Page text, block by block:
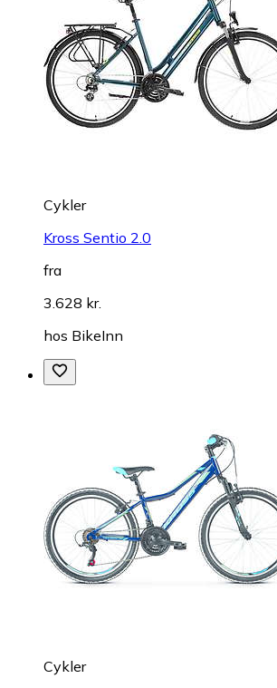
Cykler
Kross Sentio 2.0
fra
3.628 kr.
hos BikeInn
Cykler